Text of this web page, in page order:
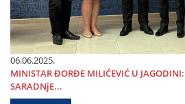
06.06.2025.
MINISTAR ĐORĐE MILIĆEVIĆ U
SARADNjE...